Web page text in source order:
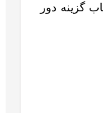
گزینه دور